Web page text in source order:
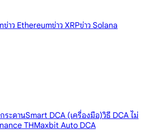
ข่าว Ethereumข่าว XRPข่าว Solana
ระดานSmart DCA (เครื่องมือ)วิธี DCA ไม่
THMaxbit Auto DCA